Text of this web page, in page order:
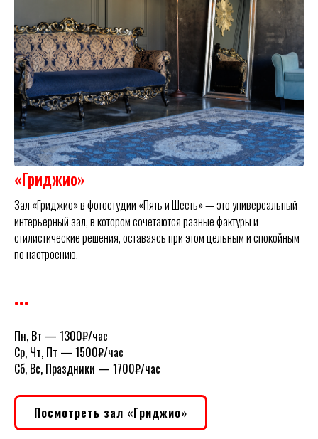
«Гриджио»
Зал «Гриджио» в фотостудии «Пять и Шесть» — это универсальный
интерьерный зал, в котором сочетаются разные фактуры и
стилистические решения, оставаясь при этом цельным и спокойным
по настроению.
•••
Пн, Вт — 1300₽/час
Ср, Чт, Пт — 1500₽/час
Сб, Вс, Праздники — 1700₽/час
Посмотреть зал «Гриджио»